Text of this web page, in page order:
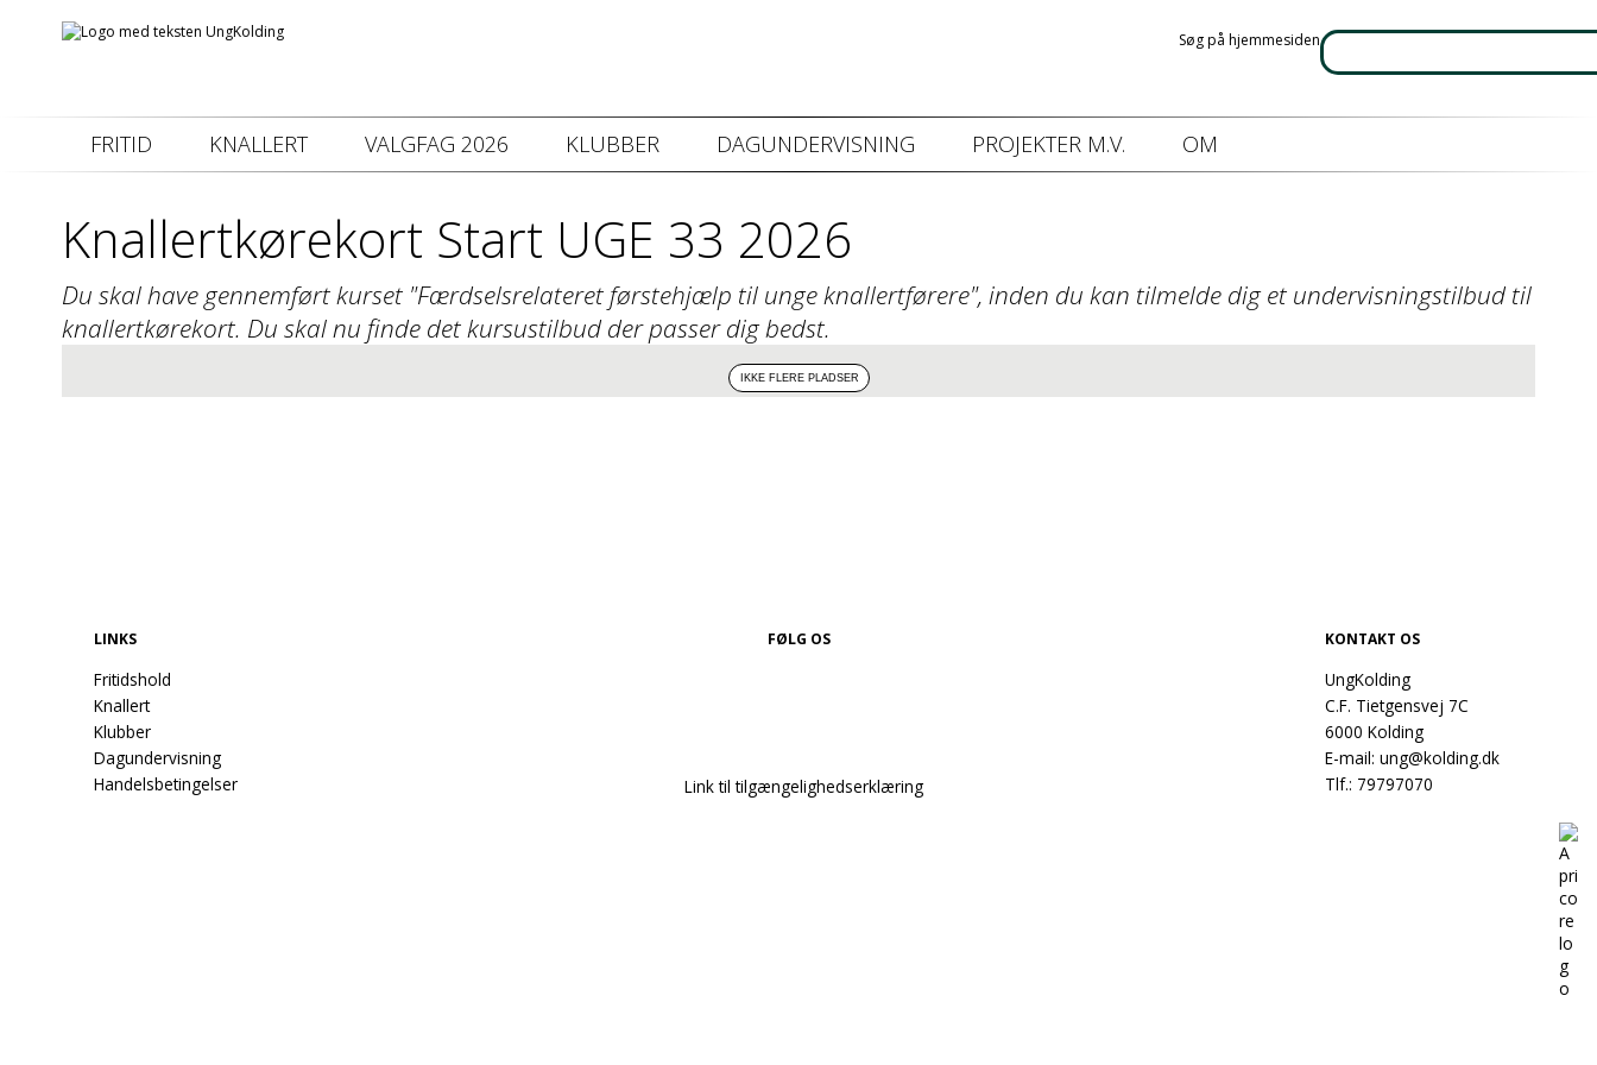
Søg på hjemmesiden
FRITID KNALLERT VALGFAG 2026 KLUBBER DAGUNDERVISNING PROJEKTER M.V. OM
Knallertkørekort Start UGE 33 2026
Du skal have gennemført kurset "Færdselsrelateret førstehjælp til unge knallertførere", inden du kan tilmelde dig et undervisningstilbud til
knallertkørekort. Du skal nu finde det kursustilbud der passer dig bedst.
LINKS
Fritidshold
Knallert
Klubber
Dagundervisning
Handelsbetingelser
FØLG OS
Link til tilgængelighedserklæring
KONTAKT OS
UngKolding
C.F. Tietgensvej 7C
6000 Kolding
E-mail: ung@kolding.dk
Tlf.: 79797070